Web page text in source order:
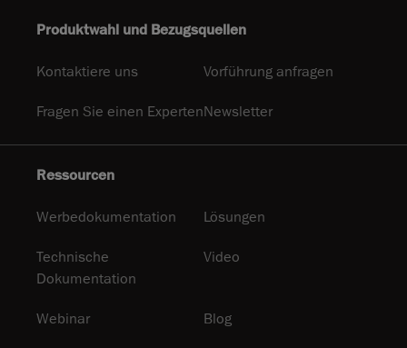
Produktwahl und Bezugsquellen
Kontaktiere uns Vorführung anfragen
Fragen Sie einen ExpertenNewsletter
Ressourcen
Werbedokumentation Lösungen
Technische
Dokumentation
Video
Webinar Blog